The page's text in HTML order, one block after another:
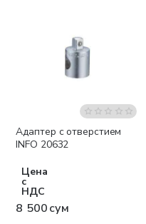
Адаптер с отверстием
INFO 20632
Цена
с
НДС
8 500 сум